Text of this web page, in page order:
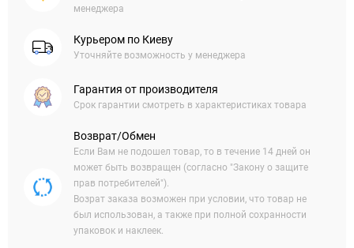
менеджера
Курьером по Киеву
Уточняйте возможность у менеджера
Гарантия от производителя
Срок гарантии смотреть в характеристиках товара
Возврат/Обмен
Если Вам не подошел товар, то в течение 14 дней он
может быть возвращен (согласно "Закону о защите
прав потребителей").
Возрат заказа возможен при условии, что товар не
был использован, а также при полной сохранности
упаковок и наклеек.